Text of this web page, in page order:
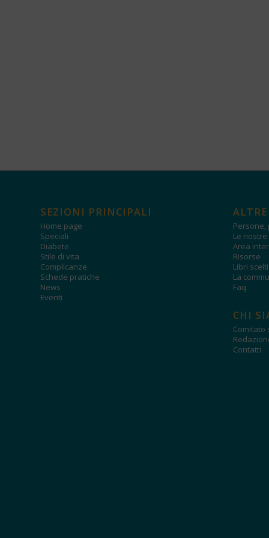
SEZIONI PRINCIPALI
Home page
Speciali
Diabete
Stile di vita
Complicanze
Schede pratiche
News
Eventi
Persone,
Le
Area
Risorse
Libri
La
Faq
CHI
Comitato
Contatti